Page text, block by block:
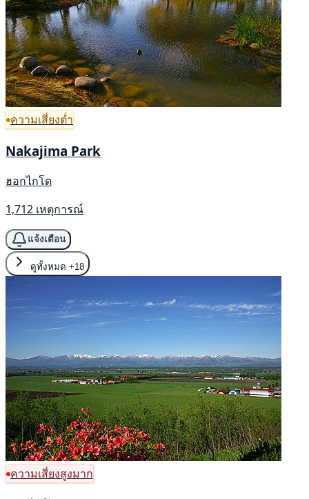
ความเสี่ยงต่ำ
Nakajima Park
ฮอกไกโด
1,712 เหตุการณ์
แจ้งเตือน
ดูทั้งหมด +18
ความเสี่ยงสูงมาก